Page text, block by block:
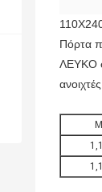
Πόρτα
ΛΕΥΚΟ